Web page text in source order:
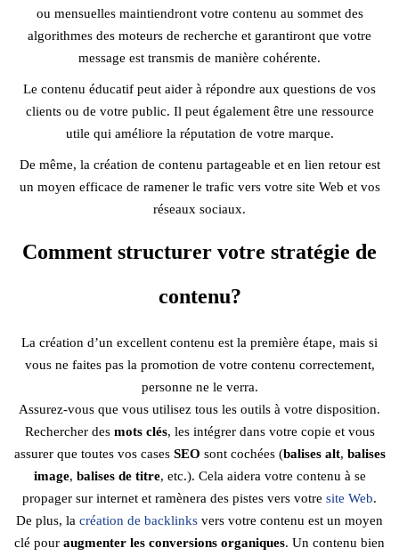
ou mensuelles maintiendront votre contenu au sommet des
algorithmes des moteurs de recherche et garantiront que votre
message est transmis de manière cohérente.
Le contenu éducatif peut aider à répondre aux questions de vos
clients ou de votre public. Il peut également être une ressource
utile qui améliore la réputation de votre marque.
De même, la création de contenu partageable et en lien retour est
un moyen efficace de ramener le trafic vers votre site Web et vos
réseaux sociaux.
Comment structurer votre stratégie de
contenu?
La création d’un excellent contenu est la première étape, mais si
vous ne faites pas la promotion de votre contenu correctement,
personne ne le verra.
Assurez-vous que vous utilisez tous les outils à votre disposition.
Rechercher des mots clés, les intégrer dans votre copie et vous
assurer que toutes vos cases SEO sont cochées (balises alt, balises
image, balises de titre, etc.). Cela aidera votre contenu à se
propager sur internet et ramènera des pistes vers votre site Web.
De plus, la création de backlinks vers votre contenu est un moyen
clé pour augmenter les conversions organiques. Un contenu bien